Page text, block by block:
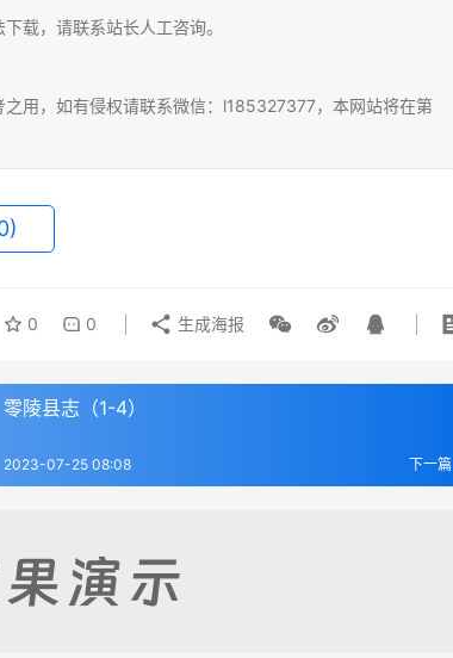
载，请联系站长人工咨询。
用，如有侵权请联系微信：l185327377，本网站将在第
0 0 生成海报
零陵县志（1-4）
下一篇
2023-07-25 08:08